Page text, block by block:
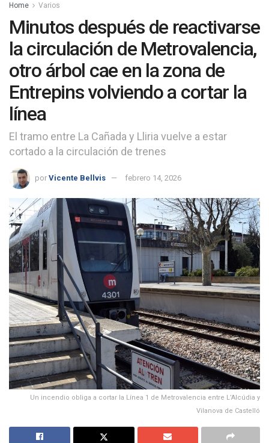
Home Varios
Minutos después de reactivarse
la circulación de Metrovalencia,
otro árbol cae en la zona de
Entrepins volviendo a cortar la
línea
El tramo entre La Cañada y Lliria vuelve a estar
cortado a la circulación de trenes
por Vicente Bellvis febrero 14, 2026
Un incendio obliga a cortar la Línea 1 de Metrovalencia entre L’Alcúdia y
Vilanova de Castelló